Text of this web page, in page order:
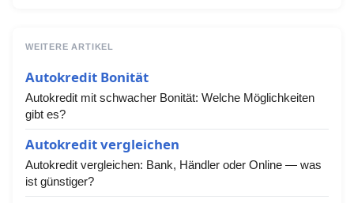
WEITERE ARTIKEL
Autokredit Bonität
Autokredit mit schwacher Bonität: Welche Möglichkeiten
gibt es?
Autokredit vergleichen
Autokredit vergleichen: Bank, Händler oder Online — was
ist günstiger?